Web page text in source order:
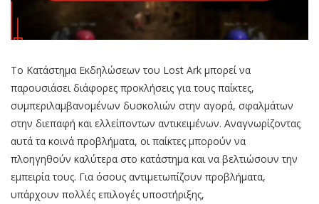
Το Κατάστημα Εκδηλώσεων του Lost Ark μπορεί να
παρουσιάσει διάφορες προκλήσεις για τους παίκτες,
συμπεριλαμβανομένων δυσκολιών στην αγορά, σφαλμάτων
στην διεπαφή και ελλείποντων αντικειμένων. Αναγνωρίζοντας
αυτά τα κοινά προβλήματα, οι παίκτες μπορούν να
πλοηγηθούν καλύτερα στο κατάστημα και να βελτιώσουν την
εμπειρία τους. Για όσους αντιμετωπίζουν προβλήματα,
υπάρχουν πολλές επιλογές υποστήριξης,